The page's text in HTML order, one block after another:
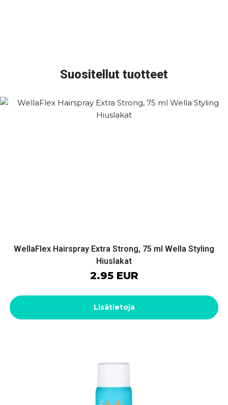
Suositellut tuotteet
WellaFlex Hairspray Extra Strong, 75 ml Wella Styling
Hiuslakat
2.95 EUR
Lisätietoja